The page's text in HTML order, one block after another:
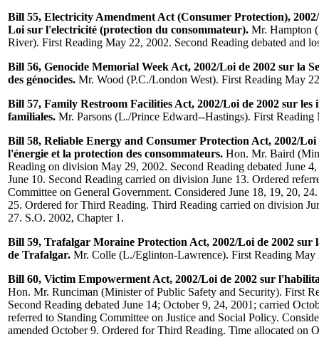
Bill 55, Electricity Amendment Act (Consumer Protection),
Loi sur l'electricité (protection du consommateur). Mr. Hampton
River). First Reading May 22, 2002. Second Reading debated and
Bill 56, Genocide Memorial Week Act, 2002/Loi de 2002 sur la
des génocides. Mr. Wood (P.C./London West). First Reading May
Bill 57, Family Restroom Facilities Act, 2002/Loi de 2002 sur les
familiales. Mr. Parsons (L./Prince Edward--Hastings). First Reading
Bill 58, Reliable Energy and Consumer Protection Act, 2002/
l'énergie et la protection des consommateurs. Hon. Mr. Baird
Reading on division May 29, 2002. Second Reading debated June
June 10. Second Reading carried on division June 13. Ordered
Committee on General Government. Considered June 18, 19, 20,
25. Ordered for Third Reading. Third Reading carried on division
27. S.O. 2002, Chapter 1.
Bill 59, Trafalgar Moraine Protection Act, 2002/Loi de 2002 sur
de Trafalgar. Mr. Colle (L./Eglinton-Lawrence). First Reading May
Bill 60, Victim Empowerment Act, 2002/Loi de 2002 sur
Hon. Mr. Runciman (Minister of Public Safety and Security). First
Second Reading debated June 14; October 9, 24, 2001; carried
referred to Standing Committee on Justice and Social Policy.
amended October 9. Ordered for Third Reading. Time allocated on